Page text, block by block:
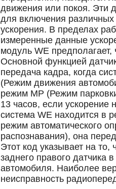
движения или покоя. Эти
для включения
ускорения. В пределах
измеренные данные
модуль WE
Основной функцией
передача кадра, когда
(Режим движения
режим MP (Режим
13 часов, если ускорение
система WE находится в
режим автоматического
распознавания), она
Этот код указывает на
заднего правого датчика
автомобиля. Наиболее
неисправность